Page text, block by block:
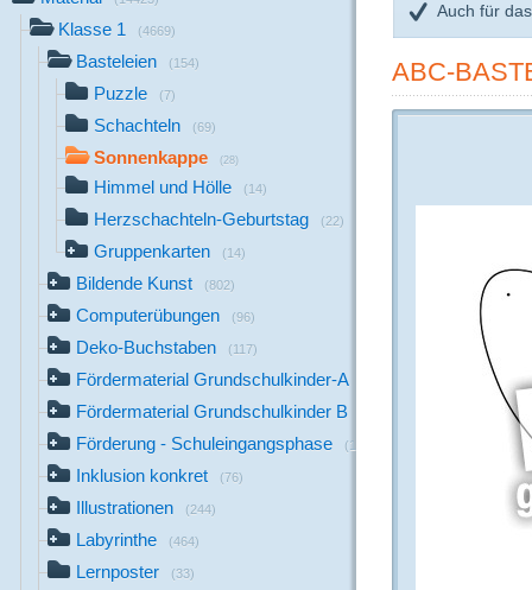
Klasse 1 (4669)
Basteleien (154)
Puzzle (7)
Schachteln (69)
Sonnenkappe (28)
Himmel und Hölle (14)
Herzschachteln-Geburtstag (22)
Gruppenkarten (14)
Bildende Kunst (802)
Computerübungen (96)
Deko-Buchstaben (117)
Fördermaterial Grundschulkinder-A
Fördermaterial Grundschulkinder B
Förderung - Schuleingangsphase (1142)
Inklusion konkret (76)
Illustrationen (244)
Labyrinthe (464)
Lernposter (33)
Auch für
ABC-